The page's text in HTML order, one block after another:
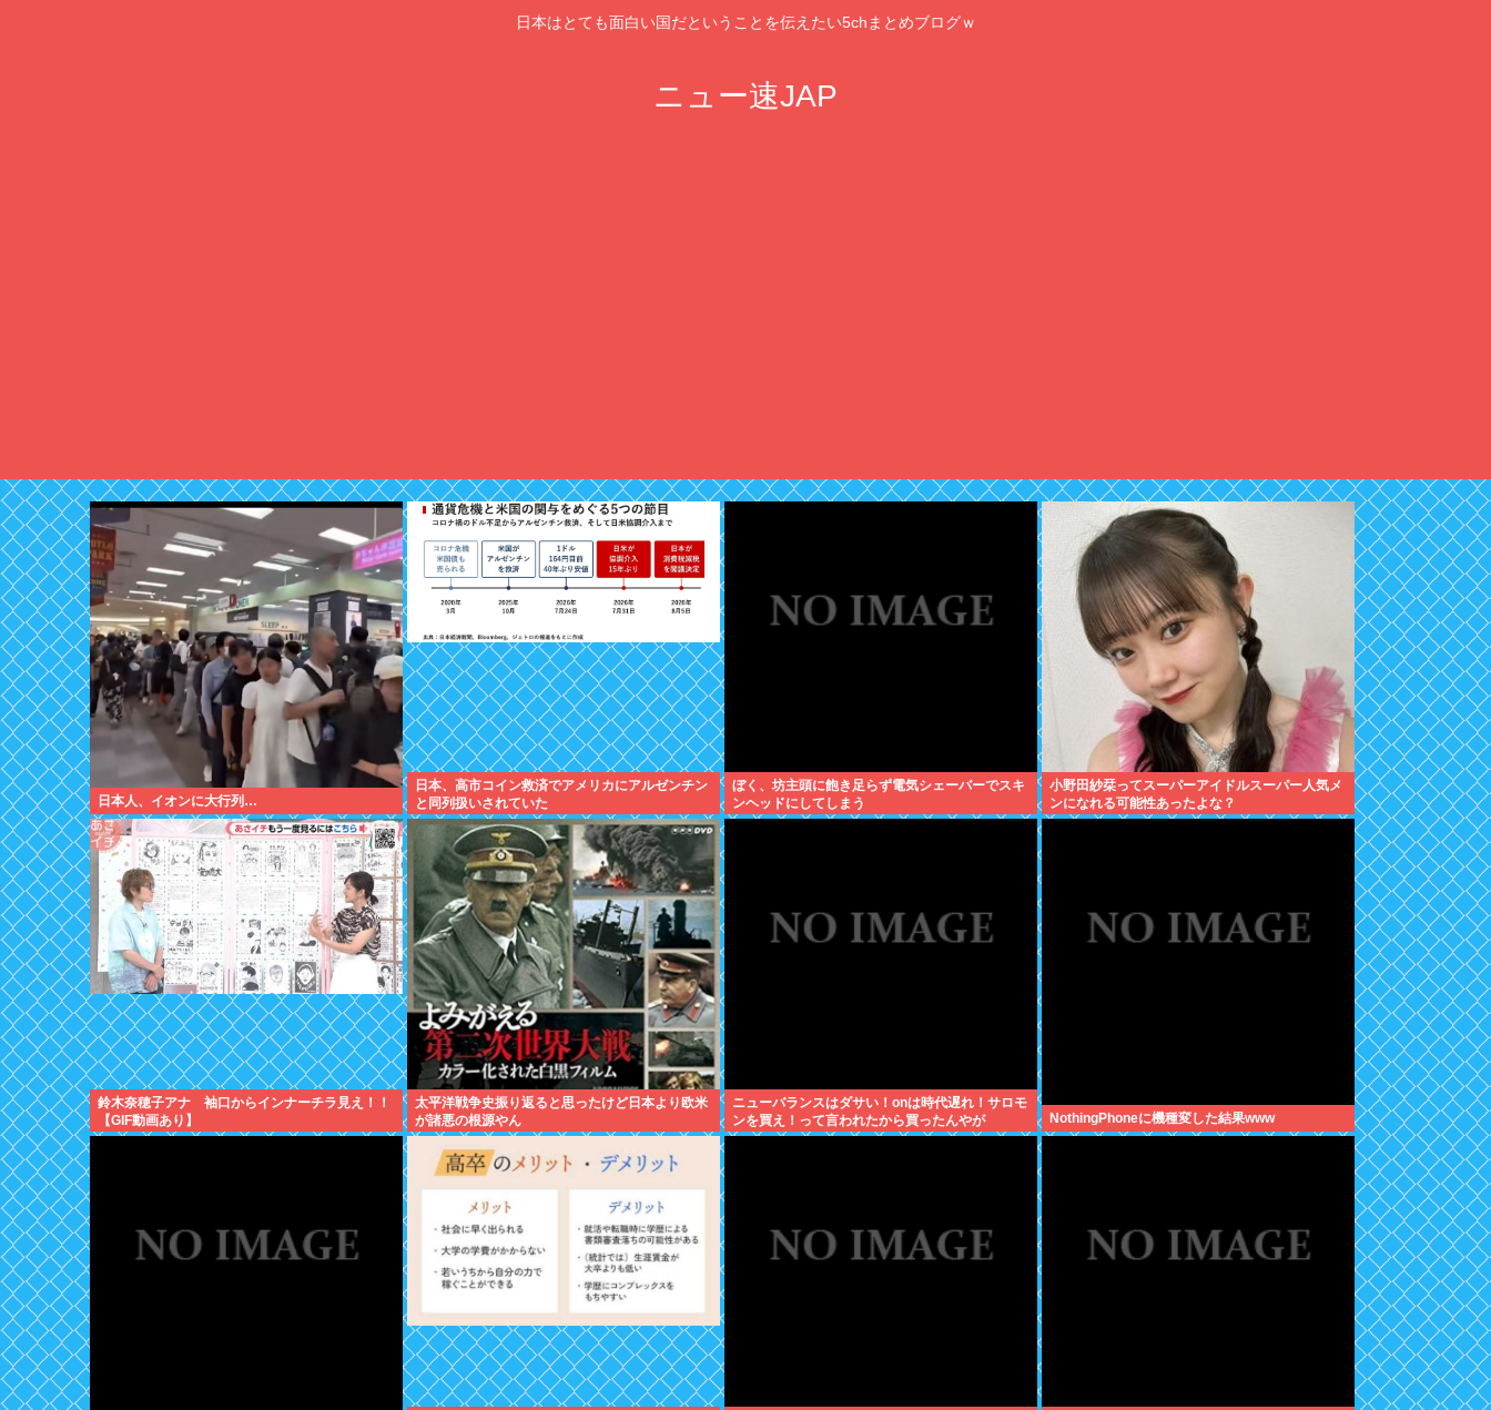
日本はとても面白い国だということを伝えたい5chまとめブログｗ
ニュー速JAP
日本人、イオンに大行列…
日本、高市コイン救済でアメリカにアルゼンチン
と同列扱いされていた
ぼく、坊主頭に飽き足らず電気シェーバーでスキ
ンヘッドにしてしまう
小野田紗栞ってスーパーアイドルスーパー人気メ
ンになれる可能性あったよな？
鈴木奈穂子アナ 袖口からインナーチラ見え！！
【GIF動画あり】
太平洋戦争史振り返ると思ったけど日本より欧米
が諸悪の根源やん
ニューバランスはダサい！onは時代遅れ！サロモ
ンを買え！って言われたから買ったんやが
NothingPhoneに機種変した結果www